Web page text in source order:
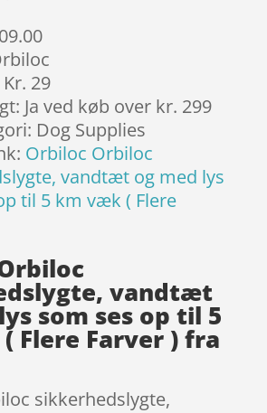
29
Ja ved køb over kr. 299
Dog Supplies
Orbiloc Orbiloc
vandtæt og med lys
til 5 km væk ( Flere
vandtæt
som ses op til 5
Flere Farver ) fra
sikkerhedslygte,